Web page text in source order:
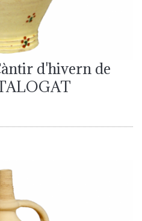
d'hivern de